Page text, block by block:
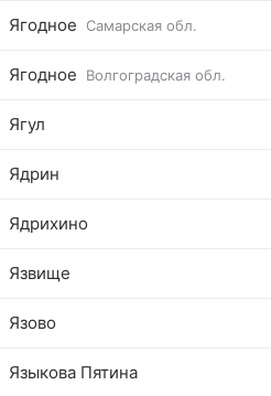
Ягодное Самарская обл.
Ягодное Волгоградская обл.
Ягул
Ядрин
Ядрихино
Язвище
Язово
Языкова Пятина